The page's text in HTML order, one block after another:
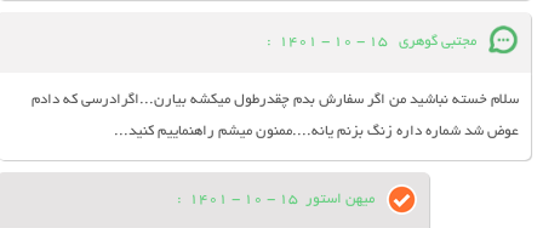
مجتبی گوهری 15 - 10 - 1401
:
سلام خسته نباشید من اگر سفارش بدم چقدرطول میکشه بیارن...اگرادرسی که دادم
عوض شد شماره داره زنگ بزنم یانه....ممنون میشم راهنماییم کنید...
میهن استور 15 - 10 - 1401
: